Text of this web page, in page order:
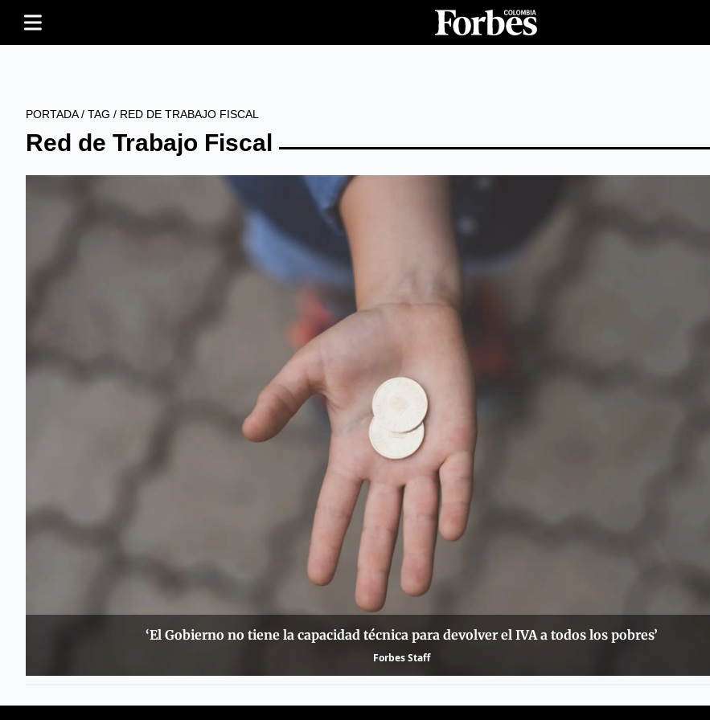
PORTADA/ TAG / RED DE TRABAJO FISCAL
Red de Trabajo Fiscal
‘El Gobierno no tiene la capacidad técnica para devolver el IVA a todos los pobres’
Forbes Staff